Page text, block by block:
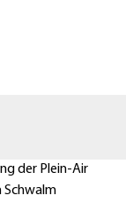
der Plein-Air
Schwalm